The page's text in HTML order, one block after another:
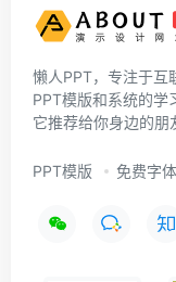
懒人PPT，专注于互
PPT模版和系统的学
它推荐给你身边的朋
PPT模版 免费字体